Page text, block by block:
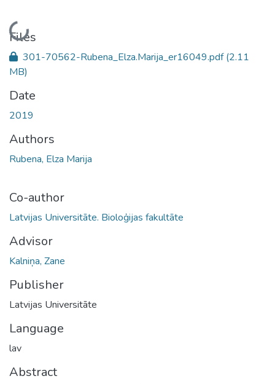
Loading...
Files
301-70562-Rubena_Elza.Marija_er16049.pdf(2.11
MB)
Date
2019
Authors
Rubena, Elza Marija
Co-author
Latvijas Universitāte. Bioloģijas fakultāte
Advisor
Kalniņa, Zane
Publisher
Latvijas Universitāte
Language
lav
Abstract